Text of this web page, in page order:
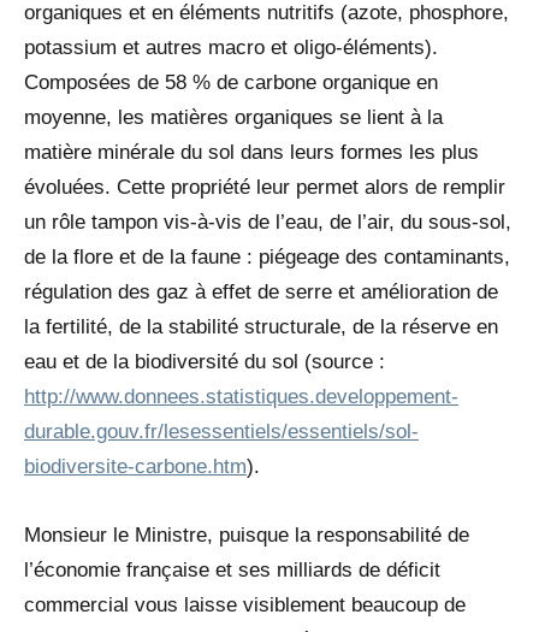
organiques et en éléments nutritifs (azote, phosphore,
potassium et autres macro et oligo-éléments).
Composées de 58 % de carbone organique en
moyenne, les matières organiques se lient à la
matière minérale du sol dans leurs formes les plus
évoluées. Cette propriété leur permet alors de remplir
un rôle tampon vis-à-vis de l’eau, de l’air, du sous-sol,
de la flore et de la faune : piégeage des contaminants,
régulation des gaz à effet de serre et amélioration de
la fertilité, de la stabilité structurale, de la réserve en
eau et de la biodiversité du sol (source :
http://www.donnees.statistiques.developpement-
durable.gouv.fr/lesessentiels/essentiels/sol-
biodiversite-carbone.htm).
Monsieur le Ministre, puisque la responsabilité de
l’économie française et ses milliards de déficit
commercial vous laisse visiblement beaucoup de